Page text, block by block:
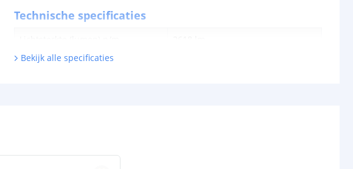
Technische specificaties
Watt - vermogen p/m
Strip eigenschappen
Bekijk alle specificaties